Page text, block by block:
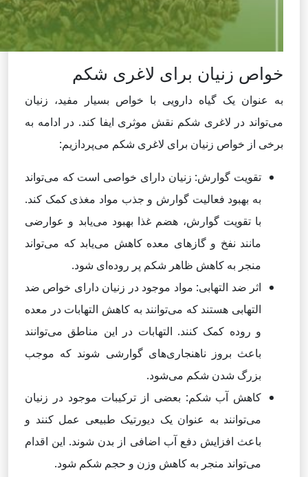
خواص زنیان برای لاغری شکم
به عنوان یک گیاه دارویی با خواص بسیار مفید، زنیان
می‌تواند در لاغری شکم نقش موثری ایفا کند. در ادامه به
برخی از خواص زنیان برای لاغری شکم می‌پردازیم:
تقویت گوارش: زنیان دارای خواصی است که می‌تواند
به بهبود فعالیت گوارش و جذب مواد مغذی کمک کند.
با تقویت گوارش، هضم غذا بهبود می‌یابد و عوارضی
مانند نفخ و گازهای معده کاهش می‌یابد که می‌تواند
منجر به کاهش ظاهر شکم پر روده‌ای شود.
اثر ضد التهابی: مواد موجود در زنیان دارای خواص ضد
التهابی هستند که می‌توانند به کاهش التهابات در معده
و روده کمک کنند. التهابات در این مناطق می‌توانند
باعث بروز ناهنجاری‌های گوارشی شوند که موجب
بزرگ شدن شکم می‌شود.
کاهش آب شکم: بعضی از ترکیبات موجود در زنیان
می‌توانند به عنوان یک دیورتیک طبیعی عمل کنند و
باعث افزایش دفع آب اضافی از بدن شوند. این اقدام
می‌تواند منجر به کاهش وزن و حجم شکم شود.